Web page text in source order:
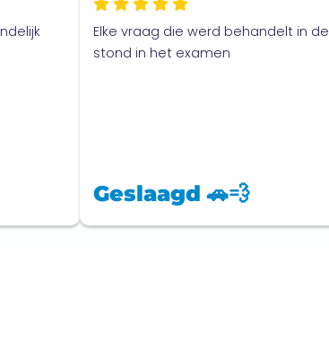
Elke vraag die werd behandelt in
stond in het examen
Geslaagd 🚗💨